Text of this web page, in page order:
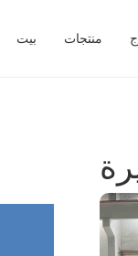
بيت منتجات